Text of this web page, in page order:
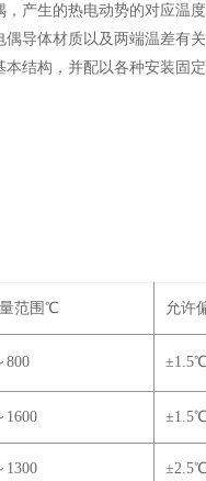
，产生的热电动势的对应温
导体材质以及两端温差有
结构，并配以各种安装固定
范围 ℃ 允许
800 ±1.5℃
1600 ±1.5℃
1300 ±2.5℃